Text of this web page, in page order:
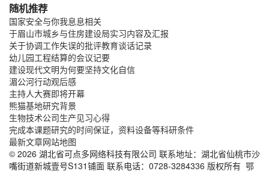
随机推荐
国家安全与你我息息相关
于眉山市城乡与住房建设局实习内容及汇报
关于协调工作失误的批评教育谈话记录
幼儿园工程结算的会议记要
建设现代文明为何要坚持文化自信
湄公河行动观后感
主持人大赛即将开幕
熊猫基地研究背景
生物技术公司生产见习心得
完成本课题研究的时间保证，资料设备等科研条件
最新文章网站地图
© 2026 湖北省可点多网络科技有限公司 联系地址：湖北省仙桃市沙
嘴街道新城壹号S131铺面 联系电话：0728-3284336 版权所有 鄂